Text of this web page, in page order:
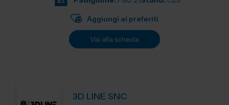
Aggiungi ai preferiti
Vai alla scheda
3D LINE SNC